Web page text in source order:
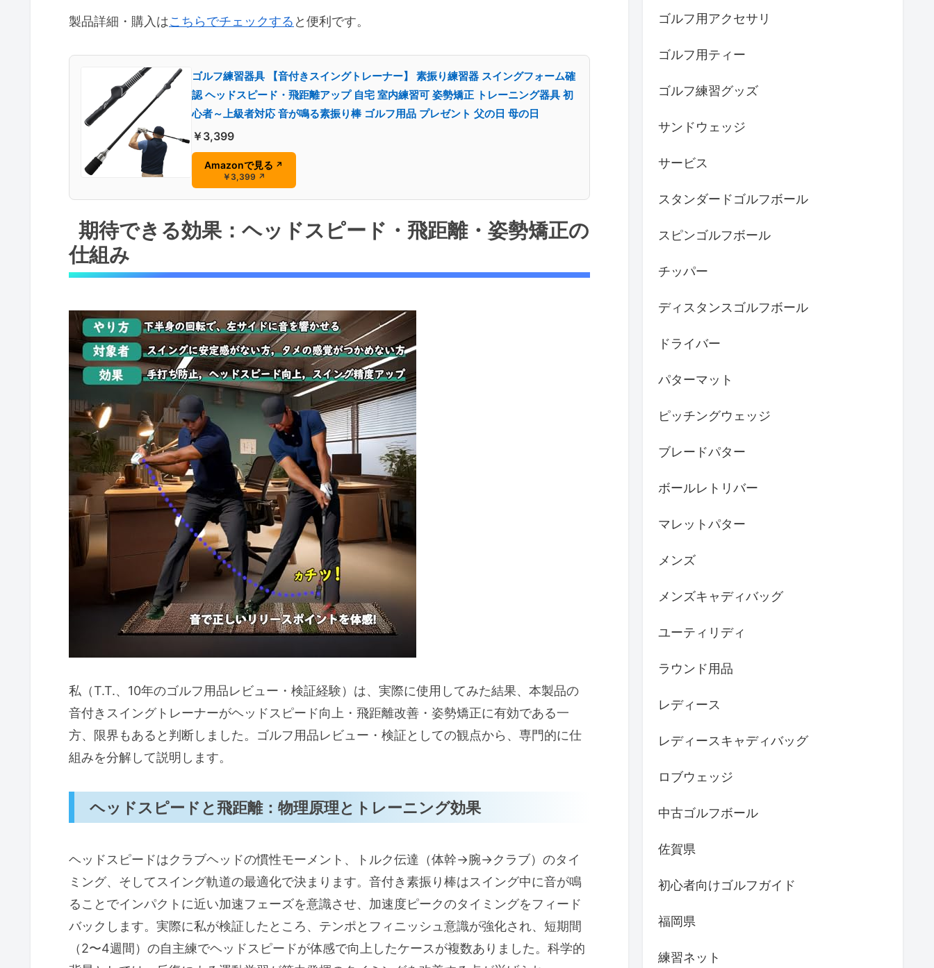
製品詳細・購入はこちらでチェックする と便利です。
ゴルフ練習器具 【音付きスイングトレーナー】 素振り練習器 スイングフォーム確
認 ヘッドスピード・飛距離アップ 自宅 室内練習可 姿勢矯正 トレーニング器具 初
心者～上級者対応 音が鳴る素振り棒 ゴルフ用品 プレゼント 父の日 母の日
￥3,399
Amazonで見る ↗
￥3,399 ↗
期待できる効果：ヘッドスピード・飛距離・姿勢矯正の
仕組み
私（T.T.、10年のゴルフ用品レビュー・検証経験）は、実際に使用してみた結果、本製品の
音付きスイングトレーナーがヘッドスピード向上・飛距離改善・姿勢矯正に有効である一
方、限界もあると判断しました。ゴルフ用品レビュー・検証としての観点から、専門的に仕
組みを分解して説明します。
ヘッドスピードと飛距離：物理原理とトレーニング効果
ヘッドスピードはクラブヘッドの慣性モーメント、トルク伝達（体幹→腕→クラブ）のタイ
ミング、そしてスイング軌道の最適化で決まります。音付き素振り棒はスイング中に音が鳴
ることでインパクトに近い加速フェーズを意識させ、加速度ピークのタイミングをフィード
バックします。実際に私が検証したところ、テンポとフィニッシュ意識が強化され、短期間
（2〜4週間）の自主練でヘッドスピードが体感で向上したケースが複数ありました。科学的
ゴルフ用アクセサリ
ゴルフ用ティー
ゴルフ練習グッズ
サンドウェッジ
サービス
スタンダードゴルフボール
スピンゴルフボール
チッパー
ディスタンスゴルフボール
ドライバー
パターマット
ピッチングウェッジ
ブレードパター
ボールレトリバー
マレットパター
メンズ
メンズキャディバッグ
ユーティリディ
ラウンド用品
レディース
レディースキャディバッグ
ロブウェッジ
中古ゴルフボール
佐賀県
初心者向けゴルフガイド
福岡県
練習ネット